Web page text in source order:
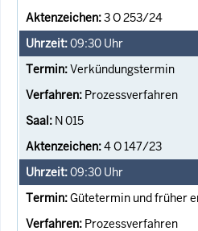
3 O 253/24
09:30 Uhr
Verkündungstermin
Prozessverfahren
N 015
4 O 147/23
09:30 Uhr
Gütetermin und früher
Prozessverfahren